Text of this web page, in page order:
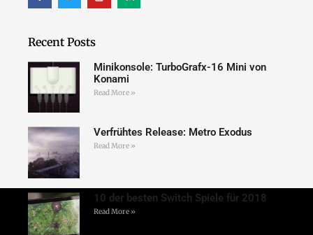
Recent Posts
Minikonsole: TurboGrafx-16 Mini von
Konami
Read More »
Verfrühtes Release: Metro Exodus
Read More »
10 der besten Switch Spiele für 2018
Read More »